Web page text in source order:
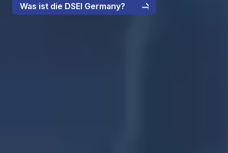
Was ist die DSEI Germany?